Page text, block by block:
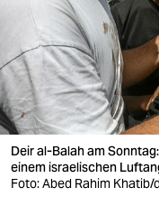
nord
wahrheit
verlag
verlag
veranstaltungen
Deir al-Balah am
einem israelischen
Foto: Abed Rahim Khatib/